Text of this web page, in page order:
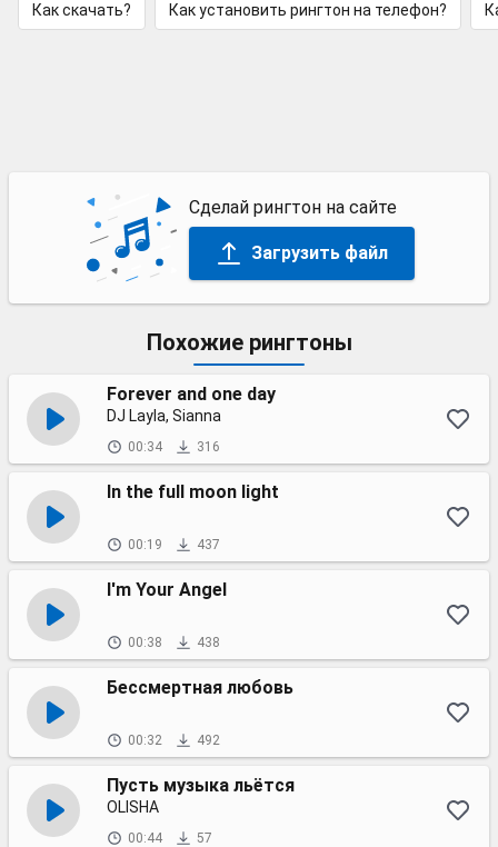
Как скачать? Как установить рингтон на телефон?
Сделай рингтон на сайте
Загрузить файл
Похожие рингтоны
Forever and one day
DJ Layla, Sianna
00:34 316
In the full moon light
00:19 437
I'm Your Angel
00:38 438
Бессмертная любовь
00:32 492
Пусть музыка льётся
OLISHA
00:44 57